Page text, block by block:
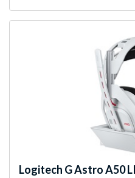
Logitech GAstro A50